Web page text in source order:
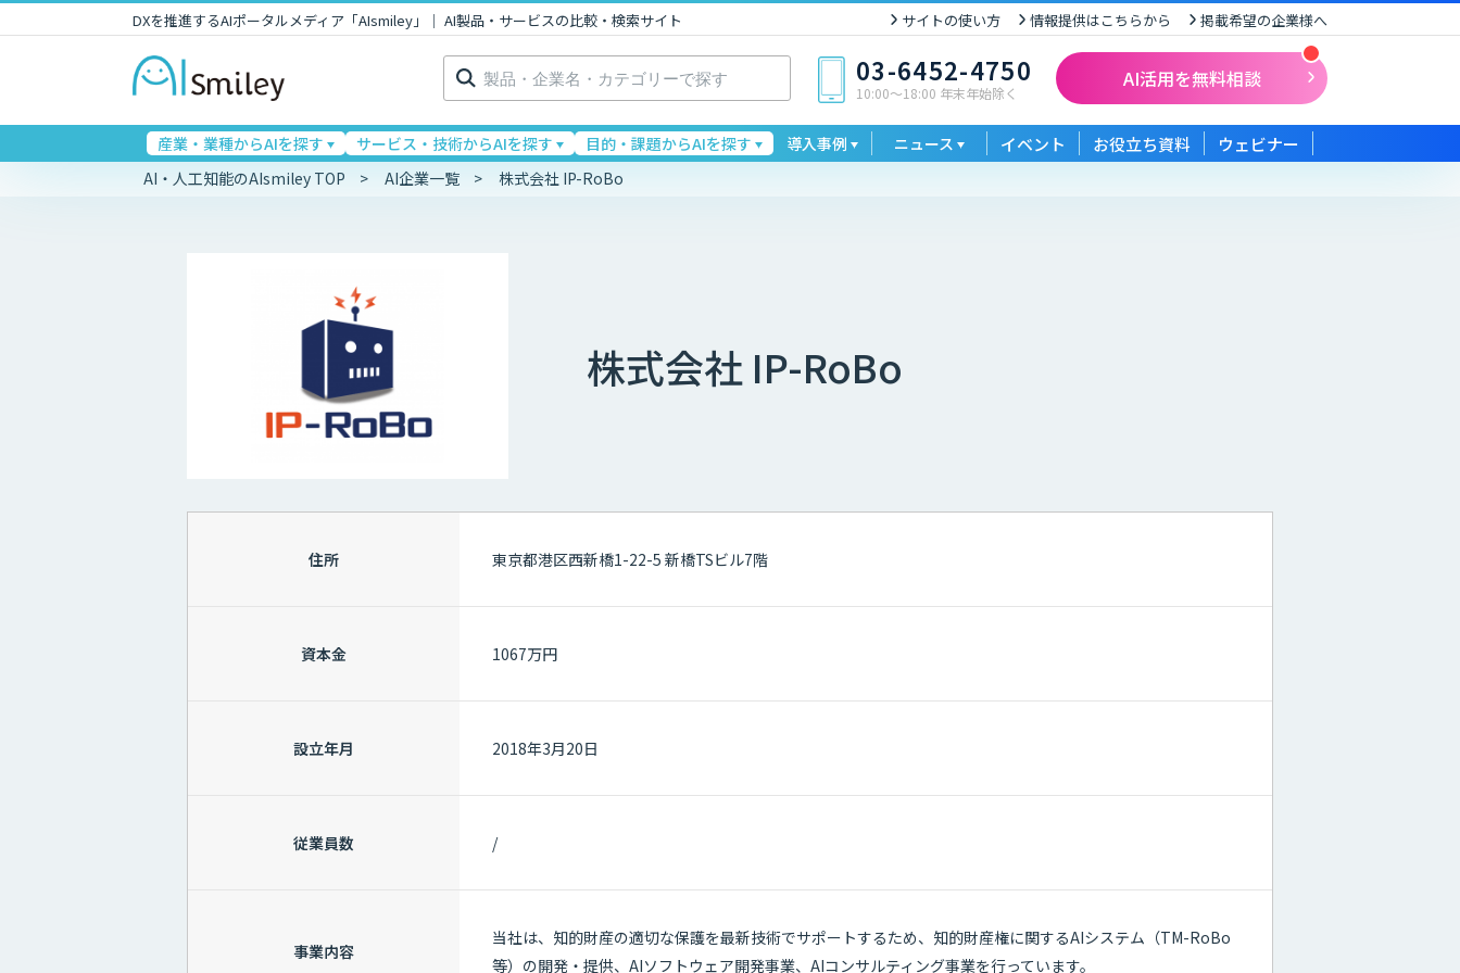
DXを推進するAIポータルメディア「AIsmiley」｜ AI製品・サービスの比較・検索サイト サイトの使い方 情報提供はこちらから 掲載希望の企業様へ
検
索: 03-6452-4750
10:00〜18:00 年末年始除く
AI活用を無料相談
産業・業種からAIを探す サービス・技術からAIを探す 目的・課題からAIを探す 導入事例 ニュース イベント お役立ち資料 ウェビナー
AI・人工知能のAIsmiley TOP AI企業一覧 株式会社 IP-RoBo
株式会社 IP-RoBo
住所 東京都港区西新橋1-22-5 新橋TSビル7階
資本金 1067万円
設立年月 2018年3月20日
従業員数 /
事業内容
当社は、知的財産の適切な保護を最新技術でサポートするため、知的財産権に関するAIシステム（TM-RoBo
等）の開発・提供、AIソフトウェア開発事業、AIコンサルティング事業を行っています。